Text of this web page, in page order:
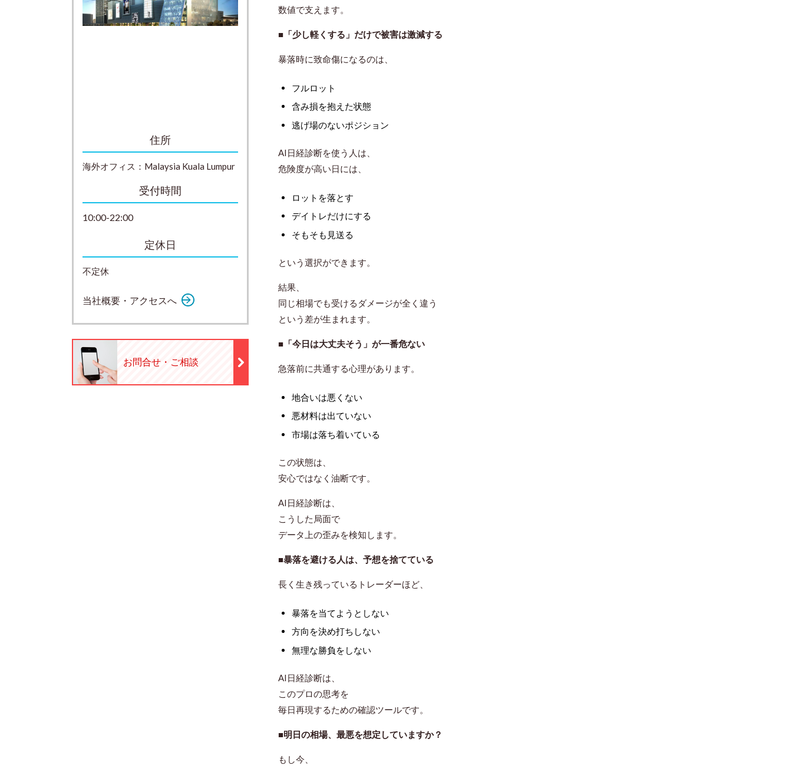
数値で支えます。
■「少し軽くする」だけで被害は激減する
暴落時に致命傷になるのは、
フルロット
含み損を抱えた状態
逃げ場のないポジション
AI日経診断を使う人は、
危険度が高い日には、
ロットを落とす
デイトレだけにする
そもそも見送る
という選択ができます。
結果、
同じ相場でも受けるダメージが全く違う
という差が生まれます。
■「今日は大丈夫そう」が一番危ない
急落前に共通する心理があります。
地合いは悪くない
悪材料は出ていない
市場は落ち着いている
この状態は、
安心ではなく油断です。
AI日経診断は、
こうした局面で
データ上の歪みを検知します。
■暴落を避ける人は、予想を捨てている
長く生き残っているトレーダーほど、
暴落を当てようとしない
方向を決め打ちしない
無理な勝負をしない
AI日経診断は、
このプロの思考を
毎日再現するための確認ツールです。
■明日の相場、最悪を想定していますか？
もし今、
住所
海外オフィス： Malaysia Kuala Lumpur
受付時間
10:00-22:00
定休日
不定休
当社概要・アクセスへ
お問合せ・ご相談